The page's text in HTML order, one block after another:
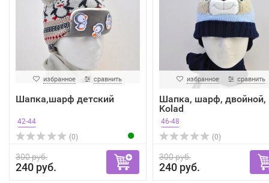
избранное сравнить
Шапка,шарф детский
42-44
(0)
300 руб.
240 руб.
избранное сравнить
Шапка, шарф, двойной,
Kolad
46-48
(0)
300 руб.
240 руб.